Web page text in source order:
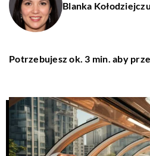
Blanka
Potrzebujesz ok. 3 min. aby